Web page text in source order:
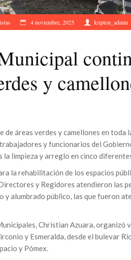
4 noviembre, 2025 kripton_admin
y
de áreas verdes y camellones en toda
y funcionarios del
la limpieza y arreglo en cinco
la rehabilitación de los espacios
y Regidores atendieron las
y alumbrado público, las que fueron
Christian Azuara, organizó
y Esmeralda, desde el bulevar
y Pómex.